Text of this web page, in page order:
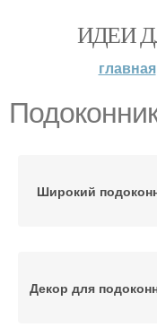
ИДЕИ
главная
Широкий
Декор для